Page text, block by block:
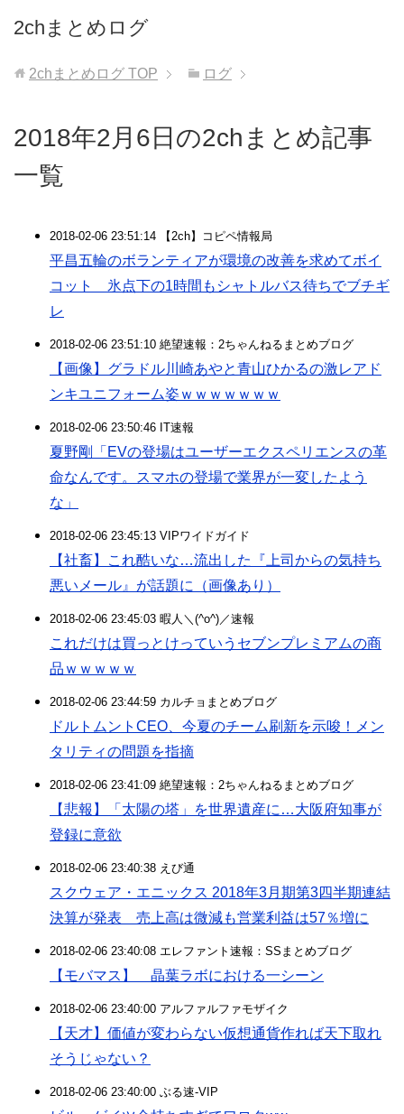
2chまとめログ
2chまとめログ TOP ログ
2018年2月6日の2chまとめ記事
一覧
2018-02-06 23:51:14 【2ch】コピペ情報局
平昌五輪のボランティアが環境の改善を求めてボイ
コット 氷点下の1時間もシャトルバス待ちでブチギ
レ
2018-02-06 23:51:10 絶望速報：2ちゃんねるまとめブログ
【画像】グラドル川崎あやと青山ひかるの激レアド
ンキユニフォーム姿ｗｗｗｗｗｗｗ
2018-02-06 23:50:46 IT速報
夏野剛「EVの登場はユーザーエクスペリエンスの革
命なんです。スマホの登場で業界が一変したよう
な」
2018-02-06 23:45:13 VIPワイドガイド
【社畜】これ酷いな…流出した『上司からの気持ち
悪いメール』が話題に（画像あり）
2018-02-06 23:45:03 暇人＼(^o^)／速報
これだけは買っとけっていうセブンプレミアムの商
品ｗｗｗｗｗ
2018-02-06 23:44:59 カルチョまとめブログ
ドルトムントCEO、今夏のチーム刷新を示唆！メン
タリティの問題を指摘
2018-02-06 23:41:09 絶望速報：2ちゃんねるまとめブログ
【悲報】「太陽の塔」を世界遺産に…大阪府知事が
登録に意欲
2018-02-06 23:40:38 えび通
スクウェア・エニックス 2018年3月期第3四半期連結
決算が発表 売上高は微減も営業利益は57％増に
2018-02-06 23:40:08 エレファント速報：SSまとめブログ
【モバマス】 晶葉ラボにおける一シーン
2018-02-06 23:40:00 アルファルファモザイク
【天才】価値が変わらない仮想通貨作れば天下取れ
そうじゃない？
2018-02-06 23:40:00 ぶる速-VIP